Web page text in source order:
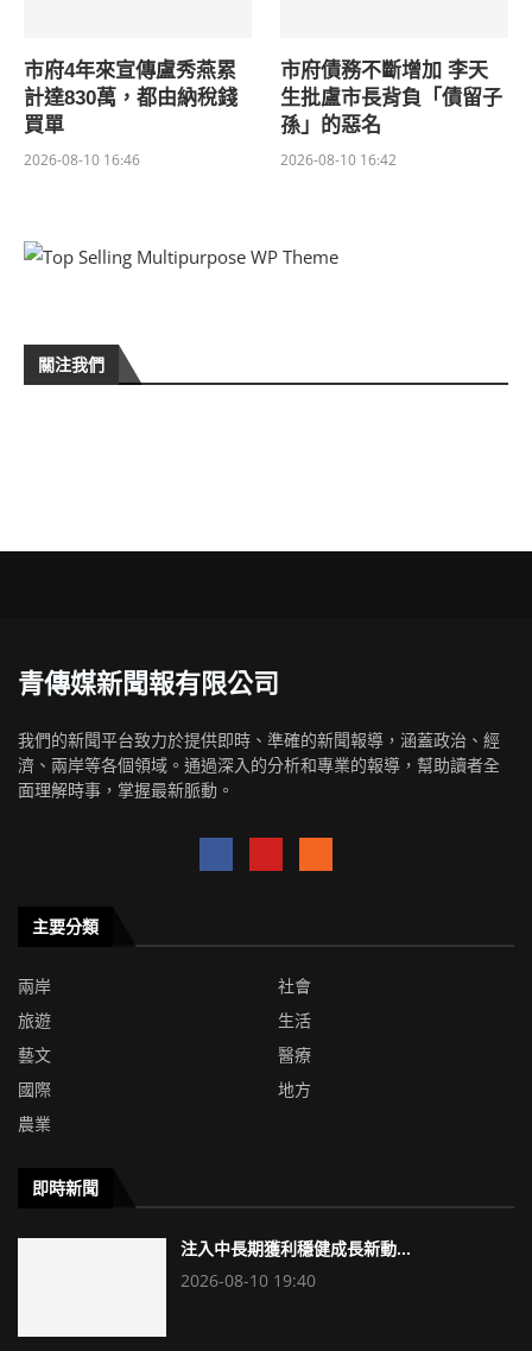
市府4年來宣傳盧秀燕累
計達830萬，都由納稅錢
買單
2026-08-10 16:46
市府債務不斷增加 李天
生批盧市長背負「債留子
孫」的惡名
2026-08-10 16:42
關注我們
青傳媒新聞報有限公司
我們的新聞平台致力於提供即時、準確的新聞報導，涵蓋政治、經
濟、兩岸等各個領域。通過深入的分析和專業的報導，幫助讀者全
面理解時事，掌握最新脈動。
主要分類
兩岸
社會
旅遊
生活
藝文
醫療
國際
地方
農業
即時新聞
注入中長期獲利穩健成長新動...
2026-08-10 19:40